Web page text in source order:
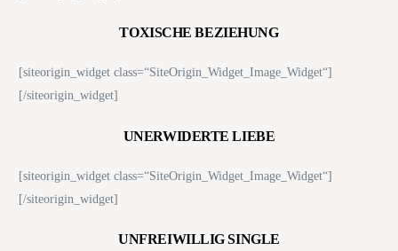
TOXISCHE BEZIEHUNG
[siteorigin_widget class=“SiteOrigin_Widget_Image_Widget“]
[/siteorigin_widget]
UNERWIDERTE LIEBE
[siteorigin_widget class=“SiteOrigin_Widget_Image_Widget“]
[/siteorigin_widget]
UNFREIWILLIG SINGLE